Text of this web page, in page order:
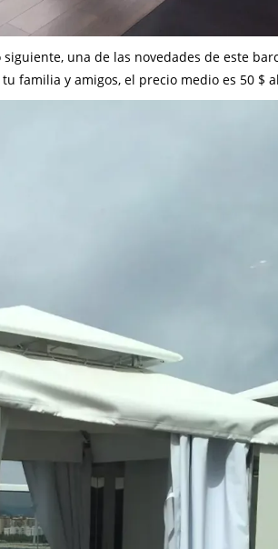
una de las novedades de este
familia y amigos, el precio medio es 50 $